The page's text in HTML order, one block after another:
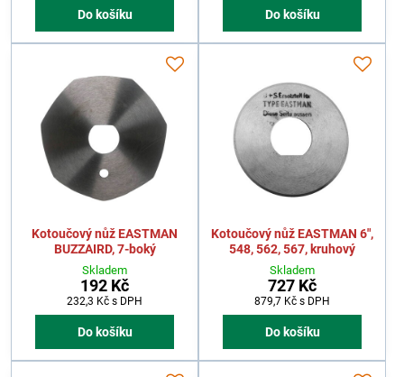
Do košíku Do košíku
Kotoučový nůž EASTMAN
BUZZAIRD, 7-boký
Skladem
192 Kč
232,3 Kč s DPH
Do košíku
Kotoučový nůž EASTMAN 6",
548, 562, 567, kruhový
Skladem
727 Kč
879,7 Kč s DPH
Do košíku